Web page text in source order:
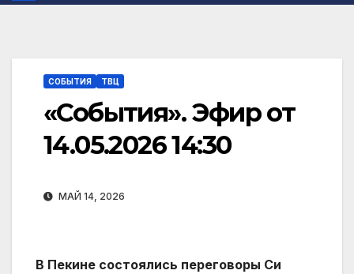
СОБЫТИЯ ТВЦ
«События». Эфир от
14.05.2026 14:30
МАЙ 14, 2026
В Пекине состоялись переговоры Си